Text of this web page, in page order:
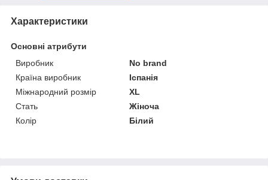
Характеристики
Основні атрибути
Виробник
No brand
Країна виробник
Іспанія
Міжнародний розмір
XL
Стать
Жіноча
Колір
Білий